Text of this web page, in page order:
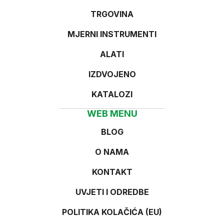
TRGOVINA
MJERNI INSTRUMENTI
ALATI
IZDVOJENO
KATALOZI
WEB MENU
BLOG
O NAMA
KONTAKT
UVJETI I ODREDBE
POLITIKA KOLAČIĆA (EU)